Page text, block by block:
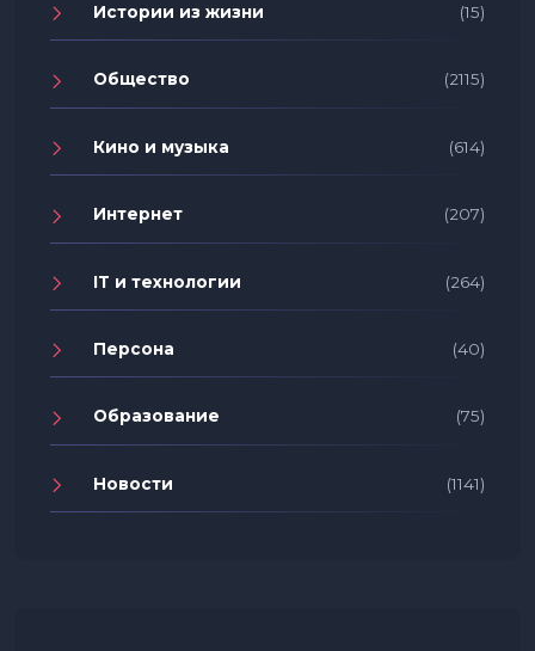
Истории из жизни (15)
Общество (2115)
Кино и музыка (614)
Интернет (207)
IT и технологии (264)
Персона (40)
Образование (75)
Новости (1141)